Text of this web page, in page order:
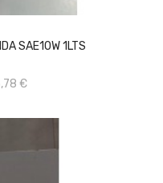
SAE10W 1LTS
€